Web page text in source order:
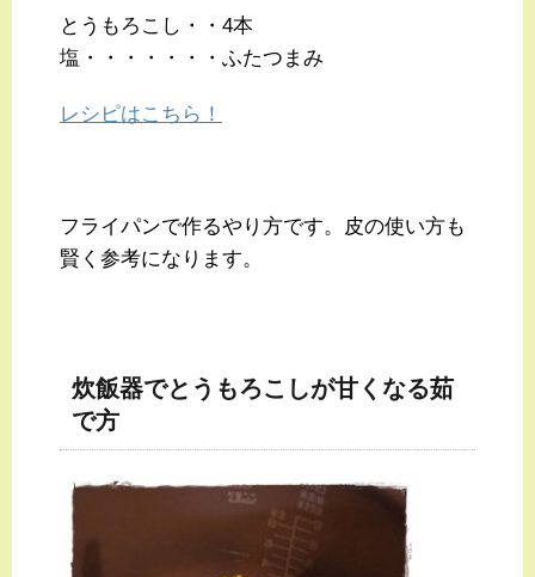
とうもろこし・・4本
塩・・・・・・・ふたつまみ
レシピはこちら！
フライパンで作るやり方です。皮の使い方も
賢く参考になります。
炊飯器でとうもろこしが甘くなる茹
で方